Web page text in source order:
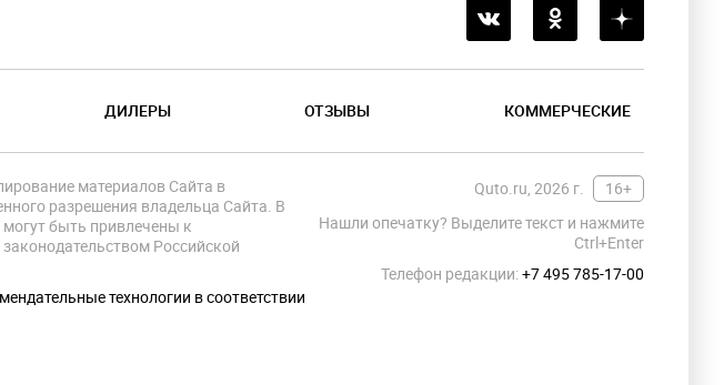
ДИЛЕРЫ ОТЗЫВЫ КОММЕРЧЕСКИЕ
Quto.ru, 2026 г.
16+
Нашли опечатку? Выделите текст и нажмите
Ctrl+Enter
Телефон редакции:+7 495 785-17-00
материалов Сайта в
разрешения владельца Сайта. В
быть привлечены к
Российской
технологии в соответствии